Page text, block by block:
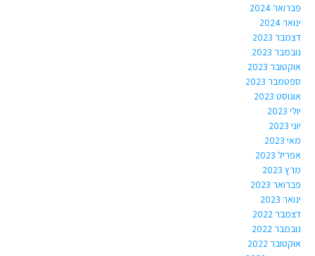
פברואר 2024
ינואר 2024
דצמבר 2023
נובמבר 2023
אוקטובר 2023
ספטמבר 2023
אוגוסט 2023
יולי 2023
יוני 2023
מאי 2023
אפריל 2023
מרץ 2023
פברואר 2023
ינואר 2023
דצמבר 2022
נובמבר 2022
אוקטובר 2022